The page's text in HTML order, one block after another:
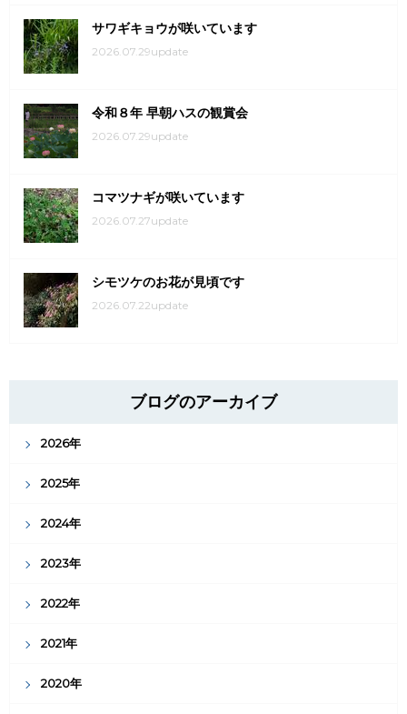
サワギキョウが咲いています
2026.07.29update
令和８年 早朝ハスの観賞会
2026.07.29update
コマツナギが咲いています
2026.07.27update
シモツケのお花が見頃です
2026.07.22update
ブログのアーカイブ
2026年
2025年
2024年
2023年
2022年
2021年
2020年